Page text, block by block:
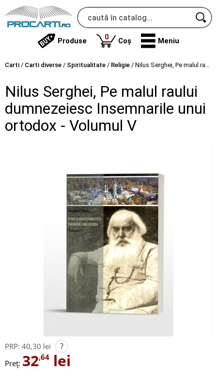
Produse 0produse
Coș Meniu
Carti / Carti diverse / Spiritualitate / Religie / Nilus Serghei, Pe malul raului dumnezeiesc Insemnarile unui ortodox - Volumul V
Nilus Serghei, Pe malul raului
dumnezeiesc Insemnarile unui
ortodox - Volumul V
PRP: 40,30 lei ?
Preț: 32,64 lei